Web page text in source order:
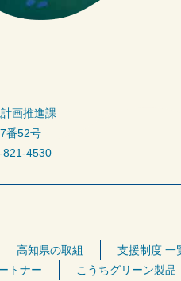
画推進課
番52号
4530
高知県の取組 支援制度 一
トナー
こうちグリーン製品